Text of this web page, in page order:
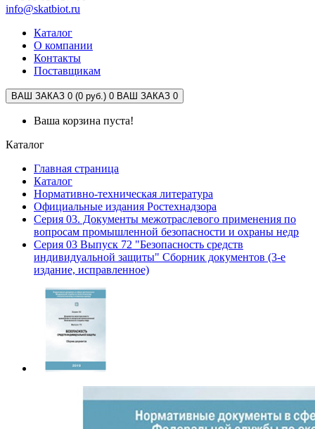
info@skatbiot.ru
Каталог
О компании
Контакты
Поставщикам
ВАШ ЗАКАЗ 0 (0 руб.) 0 ВАШ ЗАКАЗ 0
Ваша корзина пуста!
Каталог
Главная страница
Каталог
Нормативно-техническая литература
Официальные издания Ростехнадзора
Серия 03. Документы межотраслевого применения по
вопросам промышленной безопасности и охраны недр
Серия 03 Выпуск 72 "Безопасность средств
индивидуальной защиты" Сборник документов (3-е
издание, исправленное)